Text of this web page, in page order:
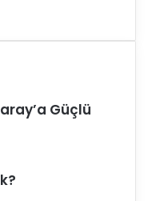
Güçlü